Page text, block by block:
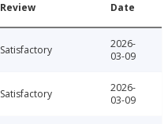
Review Date
Satisfactory
2026-
03-09
Satisfactory
2026-
03-09